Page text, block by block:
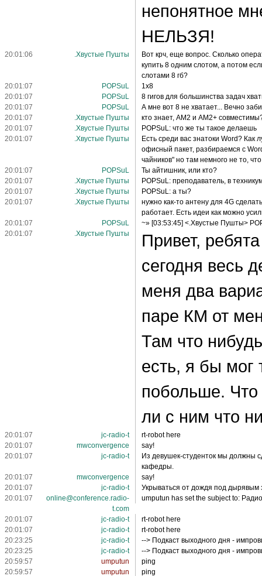
непонятное
НЕЛЬЗЯ!
20:01:06 .Хвустые Пушты
Вот крч, еще вопрос. Сколько
купить 8 одним слотом, а потом
слотами 8 гб?
20:01:07
POPSuL
1x8
20:01:07
POPSuL
8 гигов для большинства задач
20:01:07
POPSuL
А мне вот 8 не хватает... Вечно
20:01:07
.Хвустые Пушты
кто знает, AM2 и AM2+
20:01:07
.Хвустые Пушты
POPSuL: что же ты такое делаешь
20:01:07
.Хвустые Пушты
Есть среди вас знатоки Word?
офисный пакет, разбираемся с
чайников" но там немного не то,
20:01:07
POPSuL
Ты айтишник, или кто?
20:01:07
.Хвустые Пушты
POPSuL: преподаватель, в
20:01:07
.Хвустые Пушты
POPSuL: а ты?
20:01:07
.Хвустые Пушты
нужно как-то антену для 4G
работает. Есть идеи как можно
20:01:07
POPSuL
~» [03:53:45] <.Хвустые Пушты>
20:01:07
.Хвустые Пушты
Привет,
сегодня весь
меня два
паре КМ от
Там что
есть, я бы мог
побольше.
ли с ним что
20:01:07 jc-radio-t
rt-robot here
20:01:07
mwconvergence
say!
20:01:07
jc-radio-t
Из девушек-студенток мы должны
кафедры.
20:01:07
mwconvergence
say!
20:01:07
jc-radio-t
Укрываться от дождя под дырявым
20:01:07
online@conference.radio-
t.com
umputun has set the subject to:
20:01:07 jc-radio-t
rt-robot here
20:01:07
jc-radio-t
rt-robot here
20:23:25
jc-radio-t
--> Подкаст выходного дня -
20:23:25
jc-radio-t
--> Подкаст выходного дня -
20:59:57
umputun
ping
20:59:57
umputun
ping